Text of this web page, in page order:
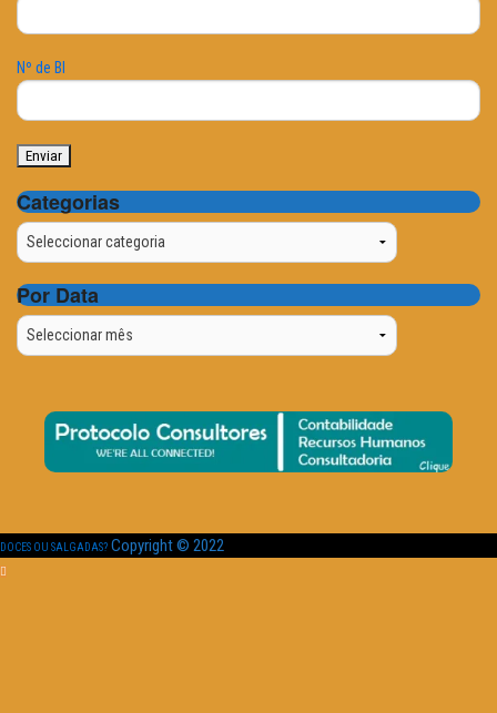
Nº de BI
Categorias
Categorias
Por Data
Por
Data
DOCES OU SALGADAS? Copyright © 2022